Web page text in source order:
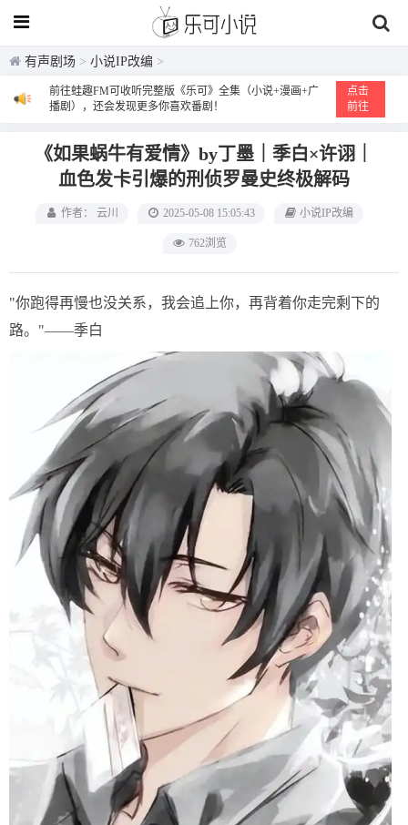
有声剧场 > 小说IP改编 >
前往蛙趣FM可收听完整版《乐可》全集（小说+漫画+广
播剧），还会发现更多你喜欢番剧！
点击
前往
《如果蜗牛有爱情》by丁墨｜季白×许诩｜
血色发卡引爆的刑侦罗曼史终极解码
作者： 云川 2025-05-08 15:05:43 小说IP改编
762浏览
"你跑得再慢也没关系，我会追上你，再背着你走完剩下的
路。"——季白